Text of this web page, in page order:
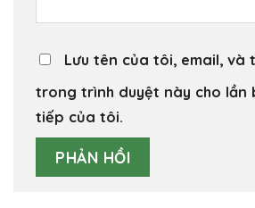
Lưu tên của tôi, email, và
trong trình duyệt này cho lần
tiếp của tôi.